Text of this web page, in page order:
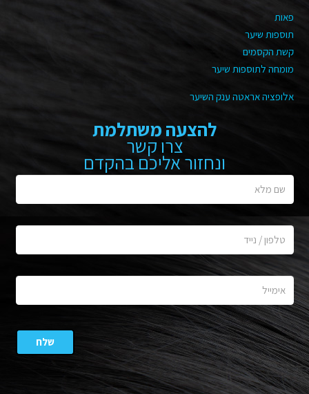
פאות
תוספות שיער
קשת הקסמים
מומחה לתוספות שיער
אלופציה אראטה ענק השיער
להצעה משתלמת
צרו קשר
ונחזור אליכם בהקדם